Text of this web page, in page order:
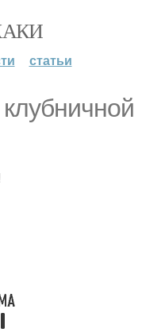
статьи